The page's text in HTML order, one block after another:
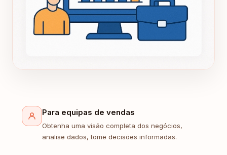
Para equipas de vendas
Obtenha uma visão completa dos negócios,
analise dados, tome decisões informadas.